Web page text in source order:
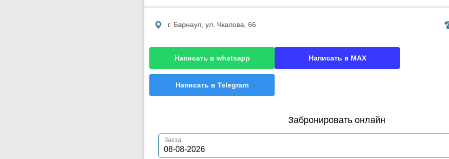
г. Барнаул, ул. Чкалова, 66
Написать в whatsapp Написать в MAX
Написать в Telegram